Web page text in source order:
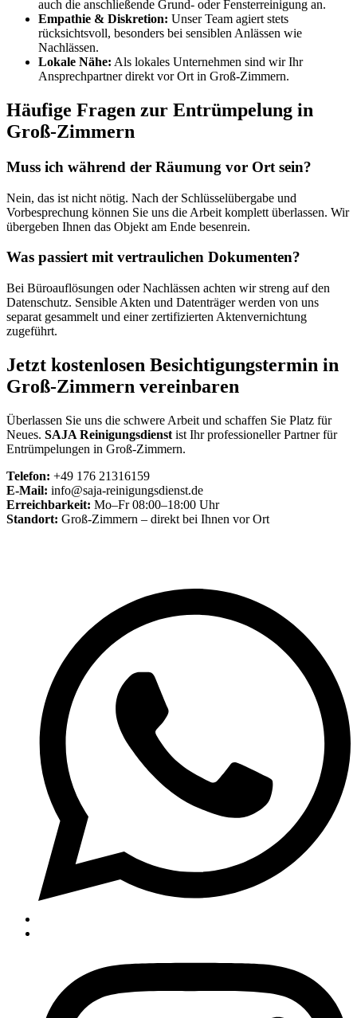
auch die anschließende Grund- oder Fensterreinigung an.
Empathie & Diskretion: Unser Team agiert stets
rücksichtsvoll, besonders bei sensiblen Anlässen wie
Nachlässen.
Lokale Nähe: Als lokales Unternehmen sind wir Ihr
Ansprechpartner direkt vor Ort in Groß-Zimmern.
Häufige Fragen zur Entrümpelung in
Groß-Zimmern
Muss ich während der Räumung vor Ort sein?
Nein, das ist nicht nötig. Nach der Schlüsselübergabe und
Vorbesprechung können Sie uns die Arbeit komplett überlassen. Wir
übergeben Ihnen das Objekt am Ende besenrein.
Was passiert mit vertraulichen Dokumenten?
Bei Büroauflösungen oder Nachlässen achten wir streng auf den
Datenschutz. Sensible Akten und Datenträger werden von uns
separat gesammelt und einer zertifizierten Aktenvernichtung
zugeführt.
Jetzt kostenlosen Besichtigungstermin in
Groß-Zimmern vereinbaren
Überlassen Sie uns die schwere Arbeit und schaffen Sie Platz für
Neues. SAJA Reinigungsdienst ist Ihr professioneller Partner für
Entrümpelungen in Groß-Zimmern.
Telefon: +49 176 21316159
E-Mail: info@saja-reinigungsdienst.de
Erreichbarkeit: Mo–Fr 08:00–18:00 Uhr
Standort: Groß-Zimmern – direkt bei Ihnen vor Ort